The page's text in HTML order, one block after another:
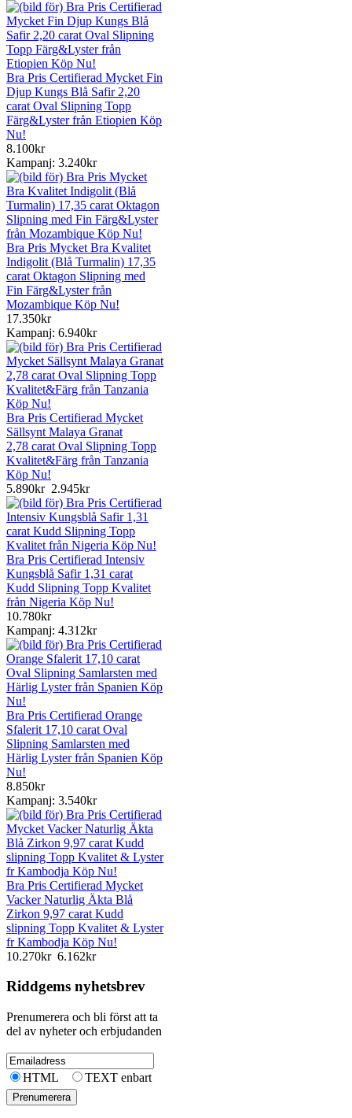
Bra Pris Certifierad Mycket Fin
Djup Kungs Blå Safir 2,20
carat Oval Slipning Topp
Färg&Lyster från Etiopien Köp
Nu!
8.100kr
Kampanj: 3.240kr
Bra Pris Mycket Bra Kvalitet
Indigolit (Blå Turmalin) 17,35
carat Oktagon Slipning med
Fin Färg&Lyster från
Mozambique Köp Nu!
17.350kr
Kampanj: 6.940kr
Bra Pris Certifierad Mycket
Sällsynt Malaya Granat
2,78 carat Oval Slipning Topp
Kvalitet&Färg från Tanzania
Köp Nu!
5.890kr 2.945kr
Bra Pris Certifierad Intensiv
Kungsblå Safir 1,31 carat
Kudd Slipning Topp Kvalitet
från Nigeria Köp Nu!
10.780kr
Kampanj: 4.312kr
Bra Pris Certifierad Orange
Sfalerit 17,10 carat Oval
Slipning Samlarsten med
Härlig Lyster från Spanien Köp
Nu!
8.850kr
Kampanj: 3.540kr
Bra Pris Certifierad Mycket
Vacker Naturlig Äkta Blå
Zirkon 9,97 carat Kudd
slipning Topp Kvalitet & Lyster
fr Kambodja Köp Nu!
10.270kr 6.162kr
Riddgems nyhetsbrev
Prenumerera och bli först att ta
del av nyheter och erbjudanden
HTML TEXT enbart